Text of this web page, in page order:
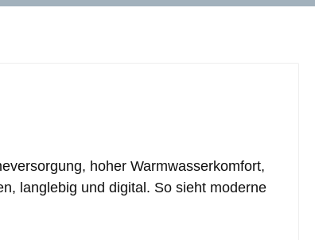
hoher Warmwasserkomfort,
langlebig und digital. So sieht moderne